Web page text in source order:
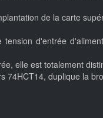
de la carte
d'entrée
elle est totalement
74HCT14, duplique la